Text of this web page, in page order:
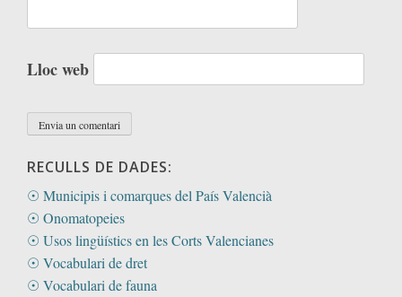
Lloc web
RECULLS DE DADES:
☉ Municipis i comarques del País Valencià
☉ Onomatopeies
☉ Usos lingüístics en les Corts Valencianes
☉ Vocabulari de dret
☉ Vocabulari de fauna